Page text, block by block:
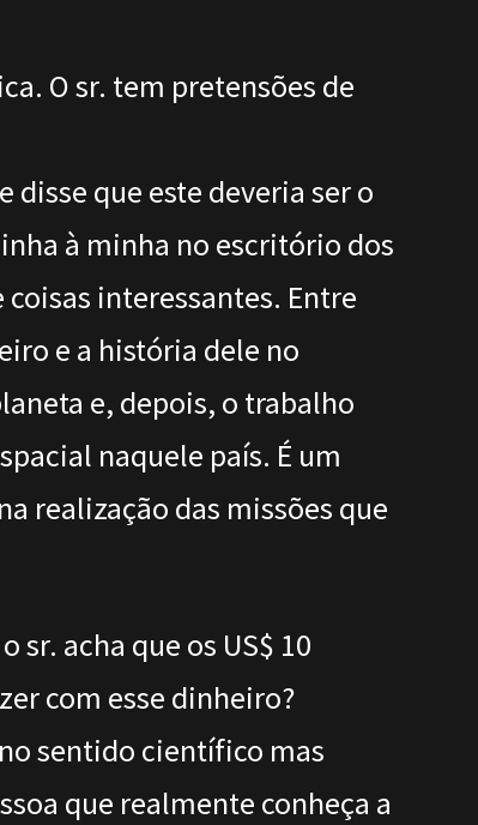
O sr. tem pretensões de
disse que este deveria ser o
à minha no escritório dos
interessantes. Entre
e a história dele no
e, depois, o trabalho
naquele país. É um
realização das missões que
acha que os US$ 10
com esse dinheiro?
sentido científico mas
que realmente conheça a